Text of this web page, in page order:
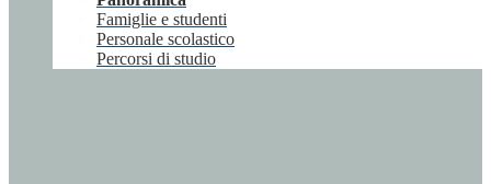
Famiglie e studenti
Personale scolastico
Percorsi di studio